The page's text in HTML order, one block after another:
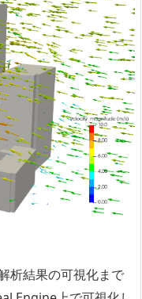
析結果の可視化まで